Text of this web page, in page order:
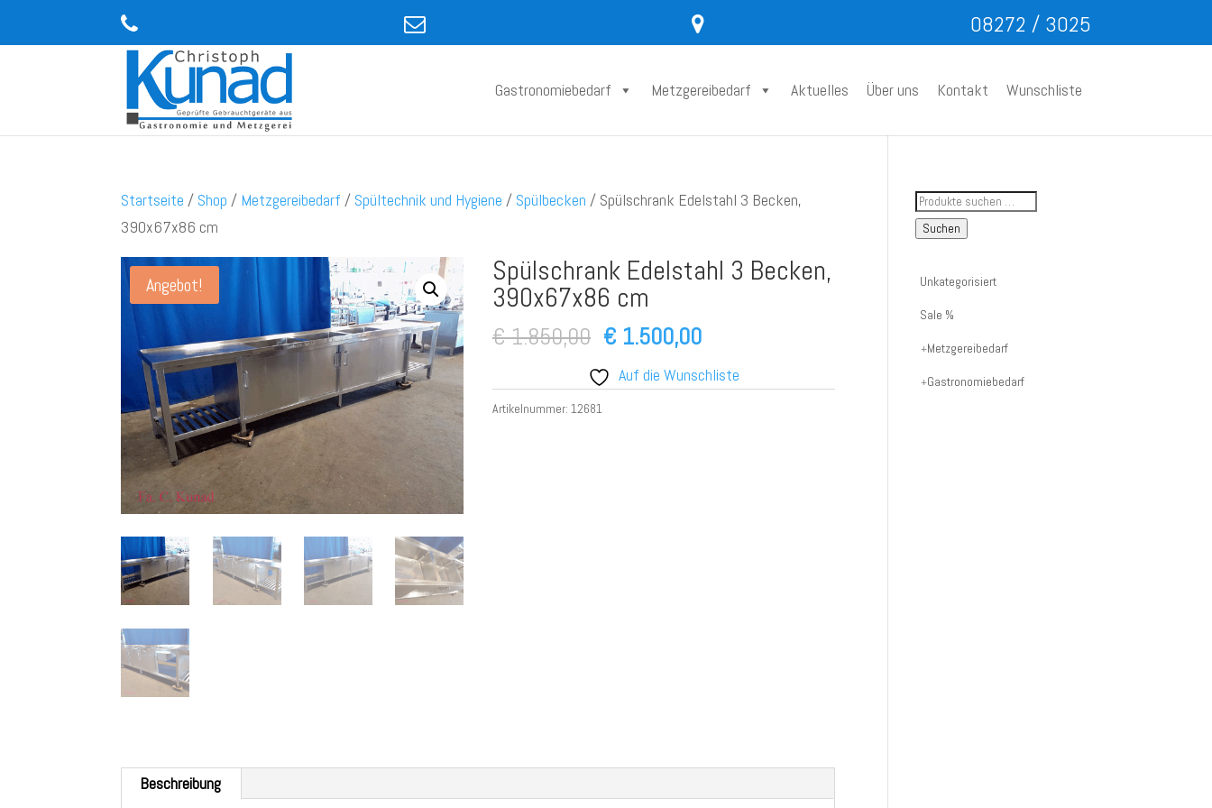
08272 / 3025
Gastronomiebedarf Metzgereibedarf Aktuelles Über uns Kontakt Wunschliste
Startseite / Shop / Metzgereibedarf / Spültechnik und Hygiene / Spülbecken / Spülschrank Edelstahl 3 Becken,
390x67x86 cm
Angebot! Spülschrank Edelstahl 3 Becken,
390x67x86 cm
€1.850,00 Ursprünglicher
Preis
war:
€ 1.500,00Aktueller
Preis
ist:
Auf die Wunschliste
Artikelnummer:12681
Beschreibung
Suche
nach
oder
Produktname:
Suchen
Unkategorisiert
Sale %
Metzgereibedarf
Gastronomiebedarf